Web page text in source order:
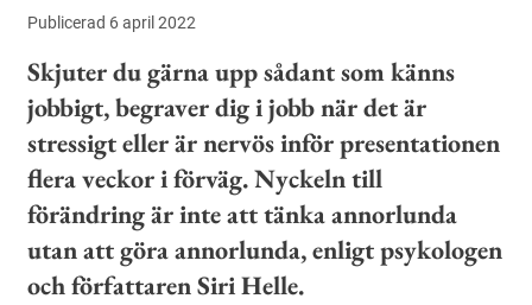
Publicerad 6 april 2022
Skjuter du gärna upp sådant som känns
jobbigt, begraver dig i jobb när det är
stressigt eller är nervös inför presentationen
flera veckor i förväg. Nyckeln till
förändring är inte att tänka annorlunda
utan att göra annorlunda, enligt psykologen
och författaren Siri Helle.